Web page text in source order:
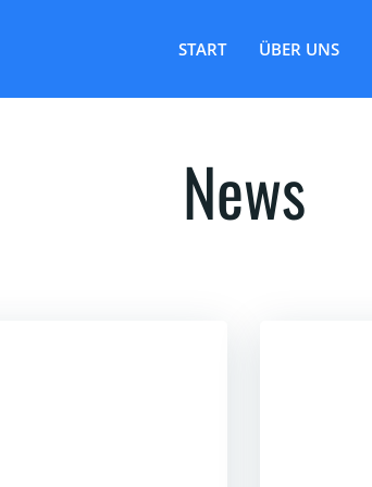
START ÜBER UNS
News